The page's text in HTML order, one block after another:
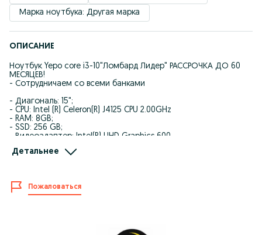
Марка ноутбука: Другая марка
ОПИСАНИЕ
Ноутбук Yepo core i3-10"Ломбард Лидер" РАССРОЧКА ДО 60
МЕСЯЦЕВ!
- Сотрудничаем со всеми банками
- Диагональ: 15";
- CPU: Intel (R) Celeron(R) J4125 CPU 2.00GHz
- RAM: 8GB;
- SSD: 256 GB;
- Видеоадаптер: Intel(R) UHD Graphics 600
- В комплекте зарядка
-Код товара: т128497140
Детальнее
Пожаловаться